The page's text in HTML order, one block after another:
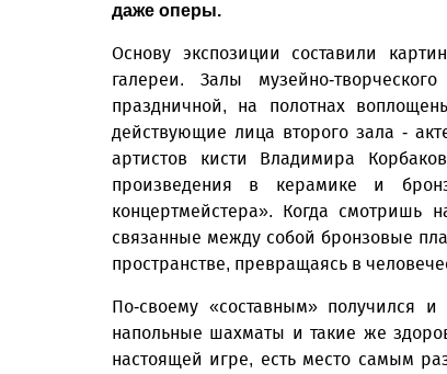
даже оперы.
Основу экспозиции составили
галереи. Залы музейно-
праздничной, на полотнах
действующие лица второго зала -
артистов кисти Владимира
произведения в керамике и
концертмейстера». Когда смотришь
связанные между собой бронзовые
пространстве, превращаясь в
По-своему «составным» получился
напольные шахматы и такие же
настоящей игре, есть место самым